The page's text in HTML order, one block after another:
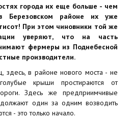
города их еще больше - чем
Березовском районе их уже
При этом чиновники той же
уверяют, что на часть
фермеры из Поднебесной
производители.
здесь, в районе нового моста - не
крыши простираются от
Здесь же предприимчивые
один за одним возводить
- это только начало.